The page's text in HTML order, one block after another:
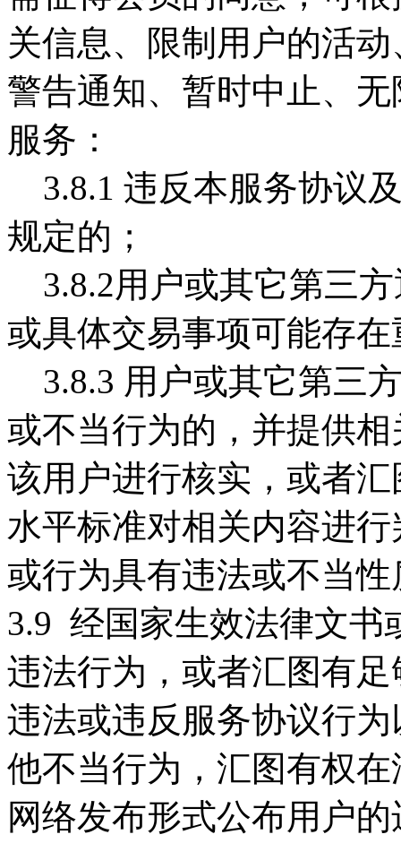
关信息、限制用户的活
警告通知、暂时中止、
服务：
3.8.1 违反本服务协议
规定的；
3.8.2用户或其它第三
或具体交易事项可能存
3.8.3 用户或其它第三
或不当行为的，并提供
该用户进行核实，或者
水平标准对相关内容进
或行为具有违法或不当性
3.9 经国家生效法律文书
违法行为，或者汇图有
违法或违反服务协议行
他不当行为，汇图有权
网络发布形式公布用户